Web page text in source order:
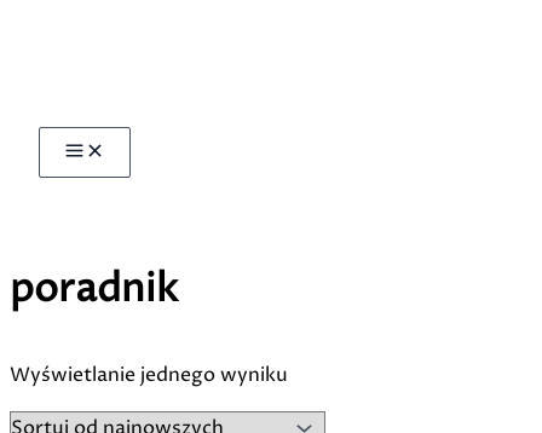
poradnik
Wyświetlanie jednego wyniku